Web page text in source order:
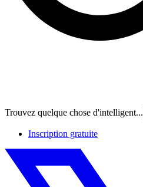
Trouvez quelque chose d'intelligent...
Inscription gratuite